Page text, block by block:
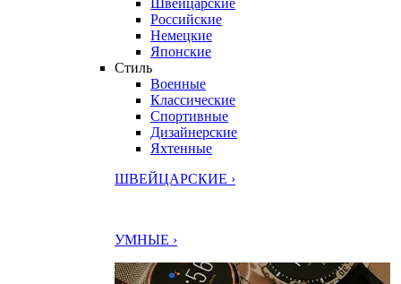
Швейцарские
Российские
Немецкие
Японские
Стиль
Военные
Классические
Спортивные
Дизайнерские
Яхтенные
ШВЕЙЦАРСКИЕ ›
УМНЫЕ ›